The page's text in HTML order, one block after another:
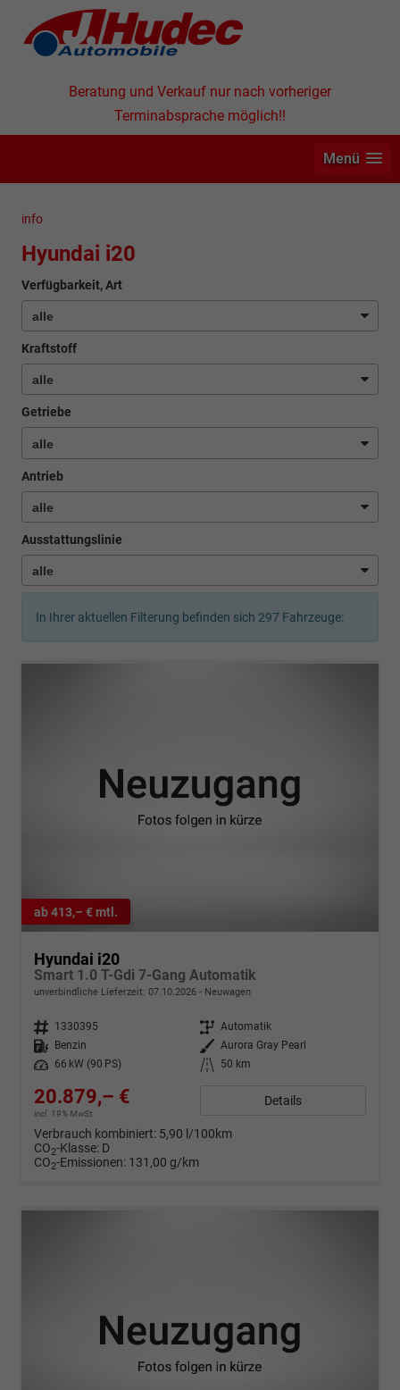
Beratung und Verkauf nur nach vorheriger
Terminabsprache möglich!!
Menü
info
Hyundai i20
Verfügbarkeit, Art
Kraftstoff
Getriebe
Antrieb
Ausstattungslinie
In Ihrer aktuellen Filterung befinden sich 297 Fahrzeuge:
ab 413,– € mtl.
Hyundai i20
Smart 1.0 T-Gdi 7-Gang Automatik
unverbindliche Lieferzeit: 07.10.2026 Neuwagen
Fahrzeugnr. 1330395 Getriebe Automatik
Kraftstoff
Benzin Außenfarbe Aurora Gray Pearl
Leistung
66 kW (90 PS) Kilometerstand 50 km
20.879,– €
incl. 19% MwSt.
Details
Verbrauch kombiniert: 5,90 l/100km
CO2-Klasse: D
CO2-Emissionen: 131,00 g/km